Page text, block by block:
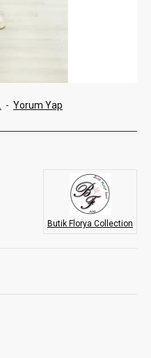
- Yorum Yap
Butik Florya Collection